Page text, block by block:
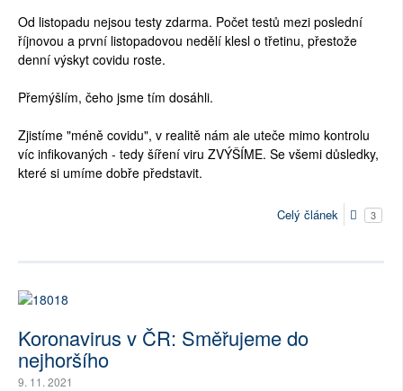
Od listopadu nejsou testy zdarma. Počet testů mezi poslední
říjnovou a první listopadovou nedělí klesl o třetinu, přestože
denní výskyt covidu roste.
Přemýšlím, čeho jsme tím dosáhli.
Zjistíme "méně covidu", v realitě nám ale uteče mimo kontrolu
víc infikovaných - tedy šíření viru ZVÝŠÍME. Se všemi důsledky,
které si umíme dobře představit.
Celý článek 3
Koronavirus v ČR: Směřujeme do
nejhoršího
9. 11. 2021